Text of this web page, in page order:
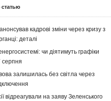
кадрові зміни через кризу з
деталі
чи діятимуть графіки
серпня
залишилась без світла через
відреагували на заяву Зеленського